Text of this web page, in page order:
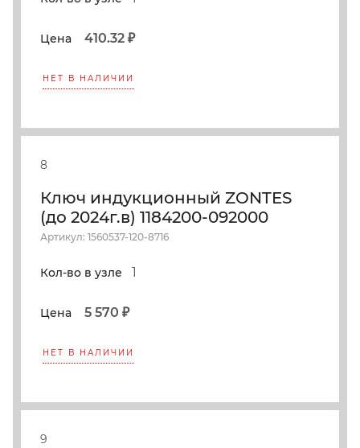
Цена 410.32 ₽
НЕТ В НАЛИЧИИ
8
Ключ индукционный ZONTES
(до 2024г.в) 1184200-092000
Артикул: 1560537-120-8716
Кол-во в узле 1
Цена 5 570 ₽
НЕТ В НАЛИЧИИ
9